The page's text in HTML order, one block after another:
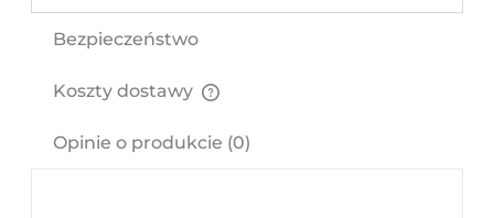
Bezpieczeństwo
Koszty dostawy
Opinie o produkcie (0)